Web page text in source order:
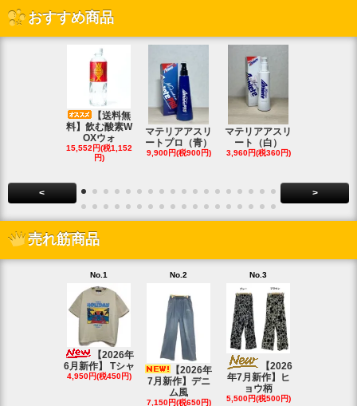
おすすめ商品
【送料無
料】飲む酸素W
OXウォ
15,552円(税1,152
円)
マテリアアスリ
ートプロ（青）
9,900円(税900円)
マテリアアスリ
ート（白）
3,960円(税360円)
< >
売れ筋商品
No.1
【2026年
6月新作】 Tシャ
4,950円(税450円)
No.2
【2026年
7月新作】デニ
ム風
7,150円(税650円)
No.3
【2026
年7月新作】ヒ
ョウ柄
5,500円(税500円)